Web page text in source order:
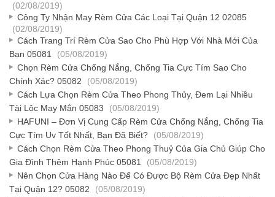
(02/08/2019)
Công Ty Nhận May Rèm Cửa Các Loại Tại Quận 12 02085
(02/08/2019)
Cách Trang Trí Rèm Cửa Sao Cho Phù Hợp Với Nhà Mới Của
Bạn 05081
(05/08/2019)
Chọn Rèm Cửa Chống Nắng, Chống Tia Cực Tím Sao Cho
Chính Xác? 05082
(05/08/2019)
Cách Lựa Chọn Rèm Cửa Theo Phong Thủy, Đem Lại Nhiều
Tài Lộc May Mắn 05083
(05/08/2019)
HAFUNI – Đơn Vị Cung Cấp Rèm Cửa Chống Nắng, Chống Tia
Cực Tím Uv Tốt Nhất, Bạn Đã Biết?
(05/08/2019)
Cách Chọn Rèm Cửa Theo Phong Thuỷ Của Gia Chủ Giúp Cho
Gia Đình Thêm Hạnh Phúc 05081
(05/08/2019)
Nên Chọn Cửa Hàng Nào Để Có Được Bộ Rèm Cửa Đẹp Nhất
Tại Quận 12? 05082
(05/08/2019)